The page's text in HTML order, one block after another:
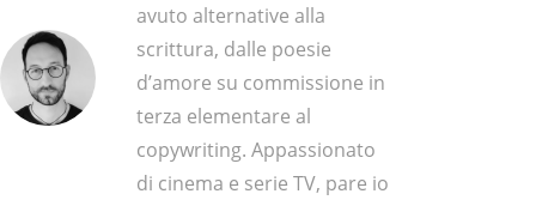
avuto alternative alla
scrittura, dalle poesie
d’amore su commissione in
terza elementare al
copywriting. Appassionato
di cinema e serie TV, pare io